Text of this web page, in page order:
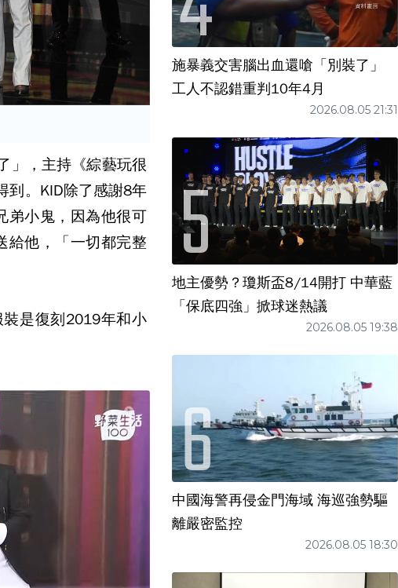
」，主持《綜藝玩很
到。KID除了感謝8年
弟小鬼，因為他很可
給他，「一切都完整
是復刻2019年和小
施暴義交害腦出血還嗆「別裝了」
工人不認錯重判10年4月
2026.08.05 21:31
地主優勢？瓊斯盃8/14開打 中華藍
「保底四強」掀球迷熱議
2026.08.05 19:38
中國海警再侵金門海域 海巡強勢驅
離嚴密監控
2026.08.05 18:30